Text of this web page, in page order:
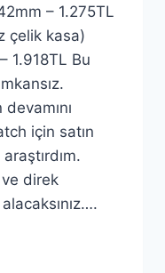
– 1.275TL
çelik kasa)
1.918TL Bu
devamını
için satın
ve direk